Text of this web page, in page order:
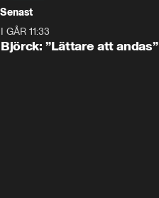
Senast
I GÅR 11:33
Björck: ”Lättare att andas”